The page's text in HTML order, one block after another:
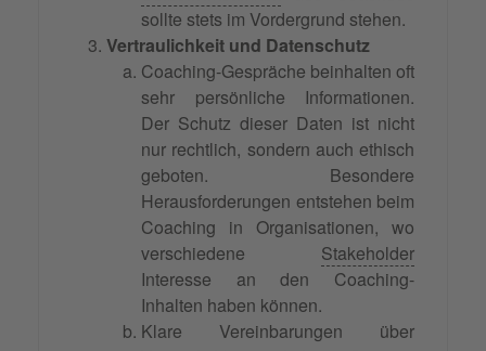
sollte stets im Vordergrund stehen.
Vertraulichkeit und Datenschutz
Coaching-Gespräche beinhalten oft
sehr persönliche Informationen.
Der Schutz dieser Daten ist nicht
nur rechtlich, sondern auch ethisch
geboten. Besondere
Herausforderungen entstehen beim
Coaching in Organisationen, wo
verschiedene Stakeholder
Interesse an den Coaching-
Inhalten haben können.
Klare Vereinbarungen über